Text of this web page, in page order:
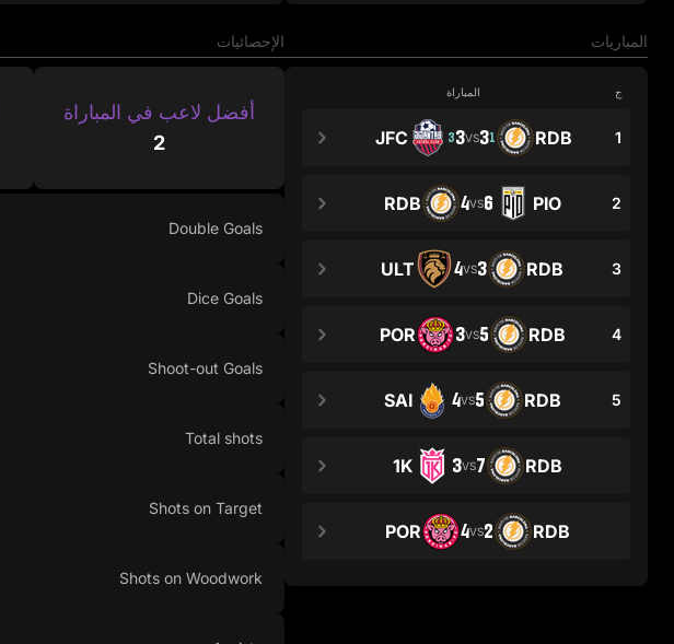
المباريات
ج المباراة
1
RDB
1
3
VS
3
3
JFC
2
PIO
6
VS
4
RDB
3
RDB
3
VS
4
ULT
4
RDB
5
VS
3
POR
5
RDB
5
VS
4
SAI
RDB
7
VS
3
1K
RDB
2
VS
4
POR
الإحصائيات
أفضل لاعب في المباراة
2
Double Goals
Dice Goals
Shoot-out Goals
Total shots
Shots on Target
Shots on Woodwork